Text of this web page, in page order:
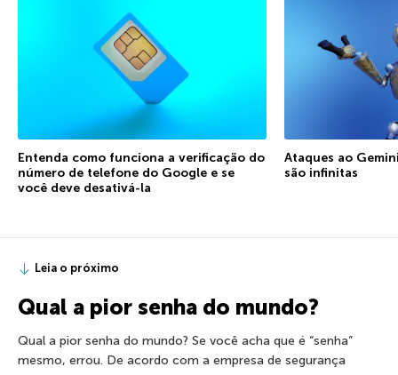
Entenda como funciona a verificação do
número de telefone do Google e se
você deve desativá-la
Ataques ao
são infinitas
Leia o próximo
Qual a pior senha do mundo?
Qual a pior senha do mundo? Se você acha que é “senha”
mesmo, errou. De acordo com a empresa de segurança